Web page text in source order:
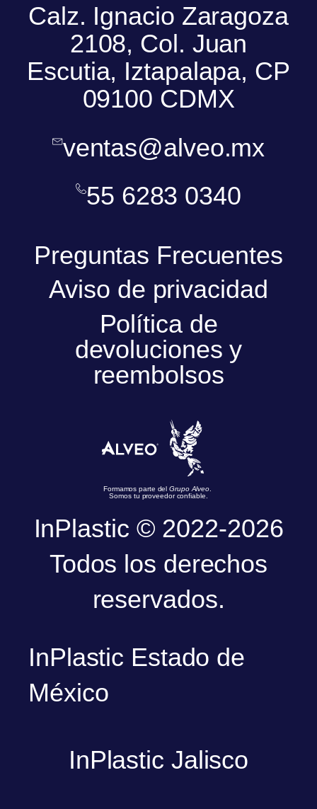
Calz. Ignacio Zaragoza
2108, Col. Juan
Escutia, Iztapalapa, CP
09100 CDMX
ventas@alveo.mx
55 6283 0340
Preguntas Frecuentes
Aviso de privacidad
Política de
devoluciones y
reembolsos
Formamos parte delGrupo Alveo
Somos tu proveedor confiable.
InPlastic © 2022-2026
Todos los derechos
reservados.
InPlastic Estado de
México
InPlastic Jalisco